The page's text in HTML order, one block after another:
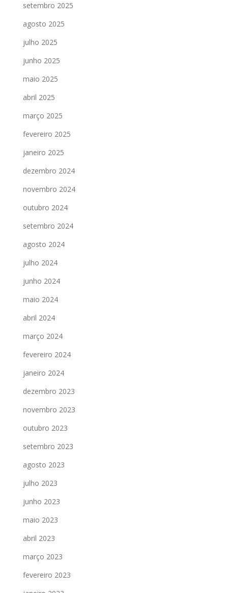
setembro 2025
agosto 2025
julho 2025
junho 2025
maio 2025
abril 2025
março 2025
fevereiro 2025
janeiro 2025
dezembro 2024
novembro 2024
outubro 2024
setembro 2024
agosto 2024
julho 2024
junho 2024
maio 2024
abril 2024
março 2024
fevereiro 2024
janeiro 2024
dezembro 2023
novembro 2023
outubro 2023
setembro 2023
agosto 2023
julho 2023
junho 2023
maio 2023
abril 2023
março 2023
fevereiro 2023